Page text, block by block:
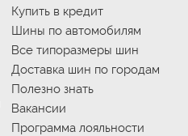
Купить в кредит
Шины по автомобилям
Все типоразмеры шин
Доставка шин по городам
Полезно знать
Вакансии
Программа лояльности